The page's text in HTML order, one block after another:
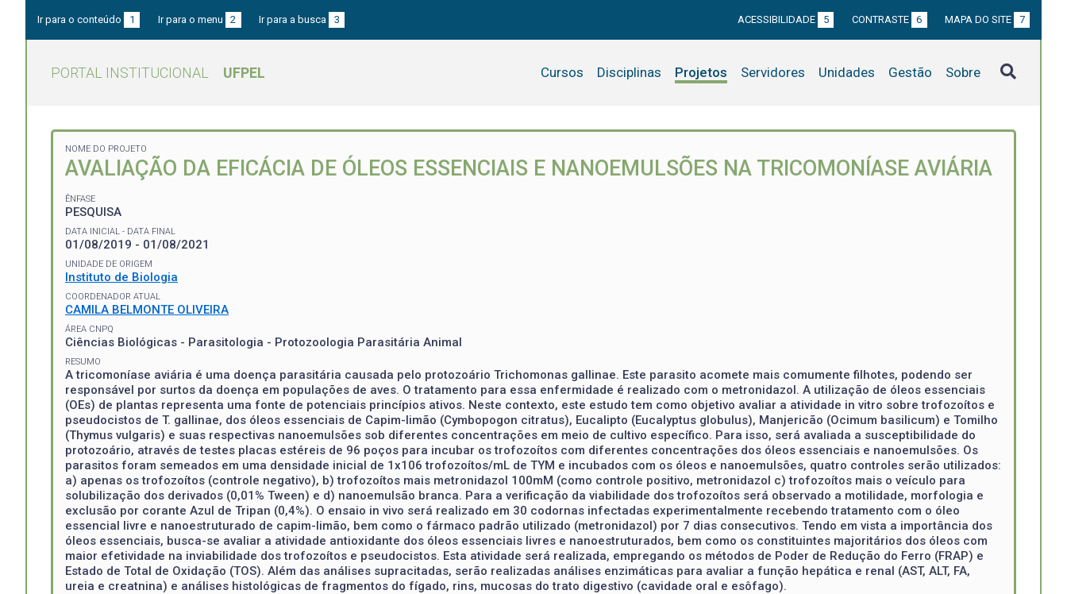
Ir para o conteúdo 1 Ir para o menu 2 Ir para a busca 3 ACESSIBILIDADE 5 CONTRASTE 6 MAPA DO SITE 7
PORTAL INSTITUCIONAL UFPEL Cursos Disciplinas Projetos Servidores Unidades Gestão Sobre
NOME DO PROJETO
AVALIAÇÃO DA EFICÁCIA DE ÓLEOS ESSENCIAIS E NANOEMULSÕES NA TRICOMONÍASE AVIÁRIA
ÊNFASE
PESQUISA
DATA INICIAL - DATA FINAL
01/08/2019 - 01/08/2021
UNIDADE DE ORIGEM
Instituto de Biologia
COORDENADOR ATUAL
CAMILA BELMONTE OLIVEIRA
ÁREA CNPQ
Ciências Biológicas - Parasitologia - Protozoologia Parasitária Animal
RESUMO
A tricomoníase aviária é uma doença parasitária causada pelo protozoário Trichomonas gallinae. Este parasito acomete mais comumente filhotes, podendo ser
responsável por surtos da doença em populações de aves. O tratamento para essa enfermidade é realizado com o metronidazol. A utilização de óleos essenciais
(OEs) de plantas representa uma fonte de potenciais princípios ativos. Neste contexto, este estudo tem como objetivo avaliar a atividade in vitro sobre trofozoítos e
pseudocistos de T. gallinae, dos óleos essenciais de Capim-limão (Cymbopogon citratus), Eucalipto (Eucalyptus globulus), Manjericão (Ocimum basilicum) e Tomilho
(Thymus vulgaris) e suas respectivas nanoemulsões sob diferentes concentrações em meio de cultivo específico. Para isso, será avaliada a susceptibilidade do
protozoário, através de testes placas estéreis de 96 poços para incubar os trofozoítos com diferentes concentrações dos óleos essenciais e nanoemulsões. Os
parasitos foram semeados em uma densidade inicial de 1x106 trofozoítos/mL de TYM e incubados com os óleos e nanoemulsões, quatro controles serão utilizados:
a) apenas os trofozoítos (controle negativo), b) trofozoítos mais metronidazol 100mM (como controle positivo, metronidazol c) trofozoítos mais o veículo para
solubilização dos derivados (0,01% Tween) e d) nanoemulsão branca. Para a verificação da viabilidade dos trofozoítos será observado a motilidade, morfologia e
exclusão por corante Azul de Tripan (0,4%). O ensaio in vivo será realizado em 30 codornas infectadas experimentalmente recebendo tratamento com o óleo
essencial livre e nanoestruturado de capim-limão, bem como o fármaco padrão utilizado (metronidazol) por 7 dias consecutivos. Tendo em vista a importância dos
óleos essenciais, busca-se avaliar a atividade antioxidante dos óleos essenciais livres e nanoestruturados, bem como os constituintes majoritários dos óleos com
maior efetividade na inviabilidade dos trofozoítos e pseudocistos. Esta atividade será realizada, empregando os métodos de Poder de Redução do Ferro (FRAP) e
Estado de Total de Oxidação (TOS). Além das análises supracitadas, serão realizadas análises enzimáticas para avaliar a função hepática e renal (AST, ALT, FA,
ureia e creatnina) e análises histológicas de fragmentos do fígado, rins, mucosas do trato digestivo (cavidade oral e esôfago).